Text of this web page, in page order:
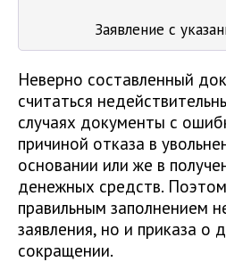
Заявление с
Неверно составленный
считаться
случаях документы с
причиной отказа в
основании или же в
денежных средств.
правильным заполнением
заявления, но и приказа о
сокращении.